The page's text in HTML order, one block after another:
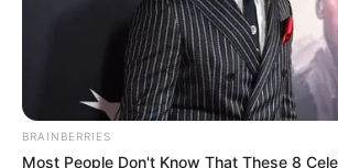
Secretaría de Desarrollo Económico del
destinado $1.000 millones y además, la
esfuerzos con Cormoda y la Cámara de
Ibagué, permitirá que en el mes de
acabo la Feria Ibagué, Negocios y Moda
BRAINBERRIES
Most People Don't Know That These 8